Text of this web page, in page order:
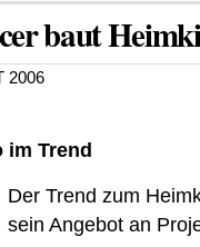
baut
2006
im Trend
Der Trend zum
sein Angebot an